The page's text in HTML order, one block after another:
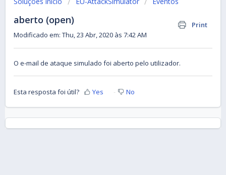
aberto (open)
Print
Modificado em: Thu, 23 Abr, 2020 às 7:42 AM
O e-mail de ataque simulado foi aberto pelo utilizador.
Esta resposta foi útil? Yes No